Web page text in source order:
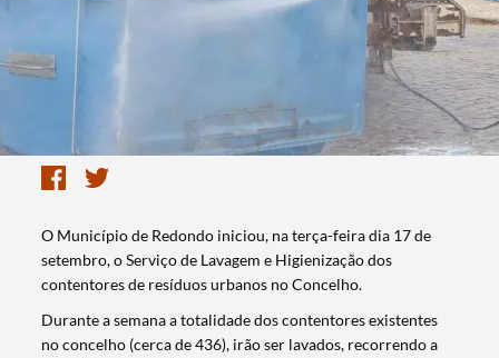
O Município de Redondo iniciou, na terça-feira dia 17 de
setembro, o Serviço de Lavagem e Higienização dos
contentores de resíduos urbanos no Concelho.
Durante a semana a totalidade dos contentores existentes
no concelho (cerca de 436), irão ser lavados, recorrendo a